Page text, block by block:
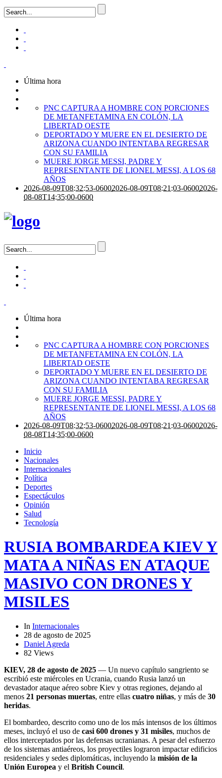
Última hora
PNC CAPTURA A HOMBRE CON PORCIONES
DE METANFETAMINA EN COLÓN, LA
LIBERTAD OESTE
DEPORTADO Y MUERE EN EL DESIERTO DE
ARIZONA CUANDO INTENTABA REGRESAR
CON SU FAMILIA
MUERE JORGE MESSI, PADRE Y
REPRESENTANTE DE LIONEL MESSI, A LOS 68
AÑOS
2026-08-09T08:32:53-06002026-08-09T08:21:03-06002026-
08-08T14:35:00-0600
Última hora
PNC CAPTURA A HOMBRE CON PORCIONES
DE METANFETAMINA EN COLÓN, LA
LIBERTAD OESTE
DEPORTADO Y MUERE EN EL DESIERTO DE
ARIZONA CUANDO INTENTABA REGRESAR
CON SU FAMILIA
MUERE JORGE MESSI, PADRE Y
REPRESENTANTE DE LIONEL MESSI, A LOS 68
AÑOS
2026-08-09T08:32:53-06002026-08-09T08:21:03-06002026-
08-08T14:35:00-0600
Inicio
Nacionales
Internacionales
Política
Deportes
Espectáculos
Opinión
Salud
Tecnología
RUSIA BOMBARDEA KIEV Y
MATA A NIÑAS EN ATAQUE
MASIVO CON DRONES Y
MISILES
In Internacionales
28 de agosto de 2025
Daniel Agreda
82 Views
KIEV, 28 de agosto de 2025 — Un nuevo capítulo sangriento se
escribió este miércoles en Ucrania, cuando Rusia lanzó un
devastador ataque aéreo sobre Kiev y otras regiones, dejando al
menos 21 personas muertas, entre ellas cuatro niñas, y más de 30
heridas.
El bombardeo, descrito como uno de los más intensos de los últimos
meses, incluyó el uso de casi 600 drones y 31 misiles, muchos de
ellos interceptados por las defensas ucranianas. A pesar del esfuerzo
de los sistemas antiaéreos, los proyectiles lograron impactar edificios
residenciales y sedes diplomáticas, incluyendo la misión de la
Unión Europea y el British Council.